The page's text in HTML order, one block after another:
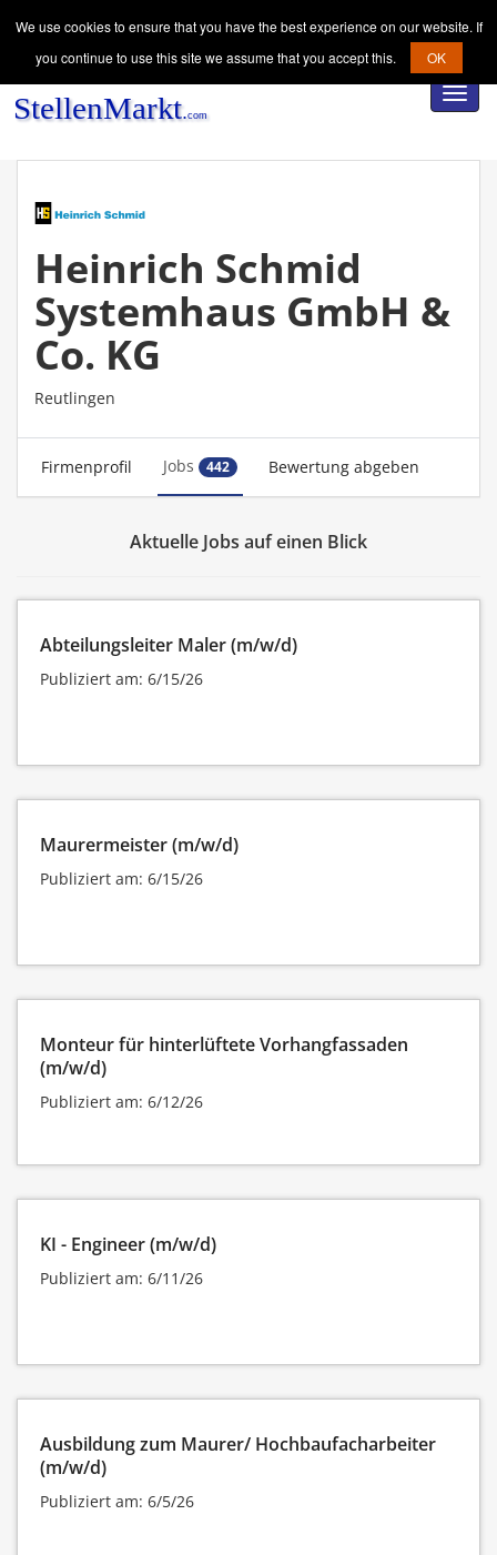
Heinrich Schmid
Systemhaus GmbH &
Co. KG
Reutlingen
Firmenprofil Jobs 442 Bewertung abgeben
Aktuelle Jobs auf einen Blick
Abteilungsleiter Maler (m/w/d)
Publiziert am: 6/15/26
Maurermeister (m/w/d)
Publiziert am: 6/15/26
Monteur für hinterlüftete Vorhangfassaden
(m/w/d)
Publiziert am: 6/12/26
KI - Engineer (m/w/d)
Publiziert am: 6/11/26
Ausbildung zum Maurer/ Hochbaufacharbeiter
(m/w/d)
Publiziert am: 6/5/26
We use cookies to ensure that you have the best experience on our website. If
you continue to use this site we assume that you accept this.
OK